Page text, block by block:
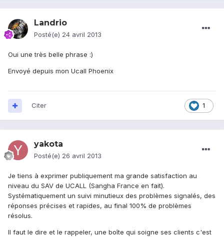
Landrio
Posté(e) 24 avril 2013
Oui une très belle phrase :)
Envoyé depuis mon Ucall Phoenix
1
Citer
yakota
Posté(e) 26 avril 2013
Je tiens à exprimer publiquement ma grande satisfaction au
niveau du SAV de UCALL (Sangha France en fait).
Systématiquement un suivi minutieux des problèmes signalés, des
réponses précises et rapides, au final 100% de problèmes
résolus.
Il faut le dire et le rappeler, une boîte qui soigne ses clients c'est